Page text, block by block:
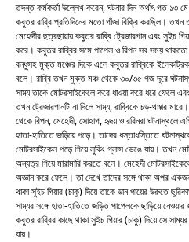
তদন্ত কর্মকর্তা উল্লেখ করেন, ঘটনার দিন অর্থাৎ গত ১৩
কবুতর রাব্বি প্রতিদিনের মতো গাঁজা বিক্রি করছিল। তখন
মেহেদীর ছত্রছায়ায় কবুতর রাব্বি ট্রেজারগান এবং সুইচ
করে। কবুতর রাব্বির সঙ্গে পাপেল ও রিপন সব সময়
বন্ধুসহ মুক্ত মঞ্চের দিকে এলে কবুতর রাব্বিকে
বলে। রাব্বি তখন মুক্ত মঞ্চ থেকে ৩০/৩৫ গজ দূরে
সাম্য তাকে মোটরসাইকেলে করে ধাওয়া করে ধরে ফেলে
তখন ট্রেজারগানটি না দিলে সাম্য, রাব্বিকে চড়-থাপ্পর মারে।
থেকে রিপন, মেহেদী, সোহাগ, হৃদয় ও রবিনরা ঘটনাস্থলে
হাতা-হাতিতে জড়িয়ে পড়ে। তাদের ধস্তাধস্তিতে
মোটরসাইকেল পড়ে গিয়ে লুকিং গ্লাস ভেঙে যায়। তখন
অন্যত্র গিয়ে মারামারি করতে বলে। মেহেদী
অজ্ঞান করে ফেলে। তা দেখে তাদের সঙ্গে থাকা অপর
থাকা সুইচ গিয়ার (চাকু) দিয়ে তাকে ডান পায়ের উরুতে
সাম্যর সঙ্গে হাতা-হাতিতে জড়িত পাপেলকে ছাড়িয়ে
কবুতর রাব্বির কাছে থাকা সুইচ গিয়ার (চাকু) দিয়ে সে
যায়।